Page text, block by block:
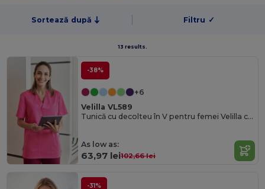
Sortează după Filtru ✓
13 results.
-38%
+6
Velilla VL589
Tunică cu decolteu în V pentru femei Velilla cu buzunare practice
As low as:
63,97 lei102,66 lei
-31%